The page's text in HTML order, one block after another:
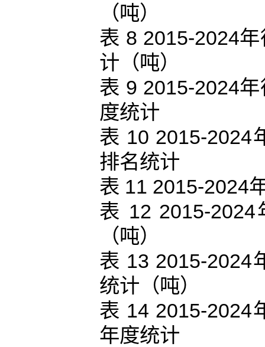
（吨）
表 8 2015-2024
计（吨）
表 9 2015-2024
度统计
表 10 2015-2024
排名统计
表 11 2015-2024
表 12 2015-
（吨）
表 13 2015-2024
统计（吨）
表 14 2015-2024
年度统计